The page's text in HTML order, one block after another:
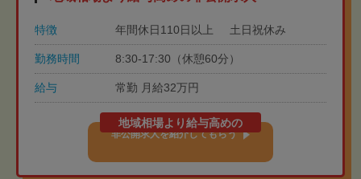
特徴 年間休日110日以上 土日祝休み
勤務時間 8:30-17:30（休憩60分）
給与 常勤 月給32万円
地域相場より給与高めの
非公開求人を紹介してもらう